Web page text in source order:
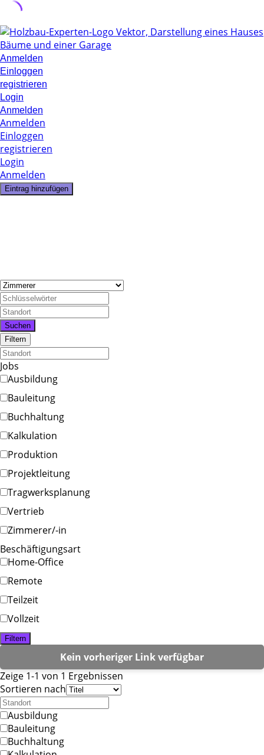
Skip
to
content
Anmelden
Einloggen
registrieren
Login
Anmelden
Anmelden
Einloggen
registrieren
Login
Anmelden
Eintrag hinzufügen
Suchen
Filtern
Jobs
Ausbildung
Bauleitung
Buchhaltung
Kalkulation
Produktion
Projektleitung
Tragwerksplanung
Vertrieb
Zimmerer/-in
Beschäftigungsart
Home-Office
Remote
Teilzeit
Vollzeit
Filtern
Kein vorheriger Link verfügbar
Zeige 1-1 von 1 Ergebnissen
Sortieren nach
Ausbildung
Bauleitung
Buchhaltung